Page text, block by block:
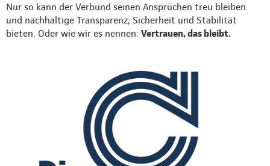
Nur so kann der Verbund seinen Ansprüchen treu bleiben
und nachhaltige Transparenz, Sicherheit und Stabilität
bieten. Oder wie wir es nennen: Vertrauen, das bleibt.